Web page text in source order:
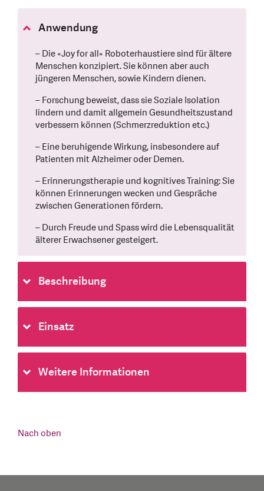
Anwendung
– Die «Joy for all» Roboterhaustiere sind für ältere
Menschen konzipiert. Sie können aber auch
jüngeren Menschen, sowie Kindern dienen.
– Forschung beweist, dass sie Soziale Isolation
lindern und damit allgemein Gesundheitszustand
verbessern können (Schmerzreduktion etc.)
– Eine beruhigende Wirkung, insbesondere auf
Patienten mit Alzheimer oder Demen.
– Erinnerungstherapie und kognitives Training: Sie
können Erinnerungen wecken und Gespräche
zwischen Generationen fördern.
– Durch Freude und Spass wird die Lebensqualität
älterer Erwachsener gesteigert.
Beschreibung
Einsatz
Weitere Informationen
Nach oben